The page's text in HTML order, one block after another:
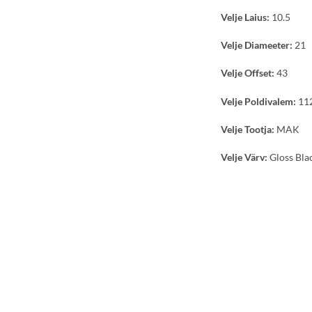
Velje Laius: 10.5
Velje Diameeter: 21
Velje Offset: 43
Velje Poldivalem:
Velje Tootja: MAK
Velje Värv: Gloss